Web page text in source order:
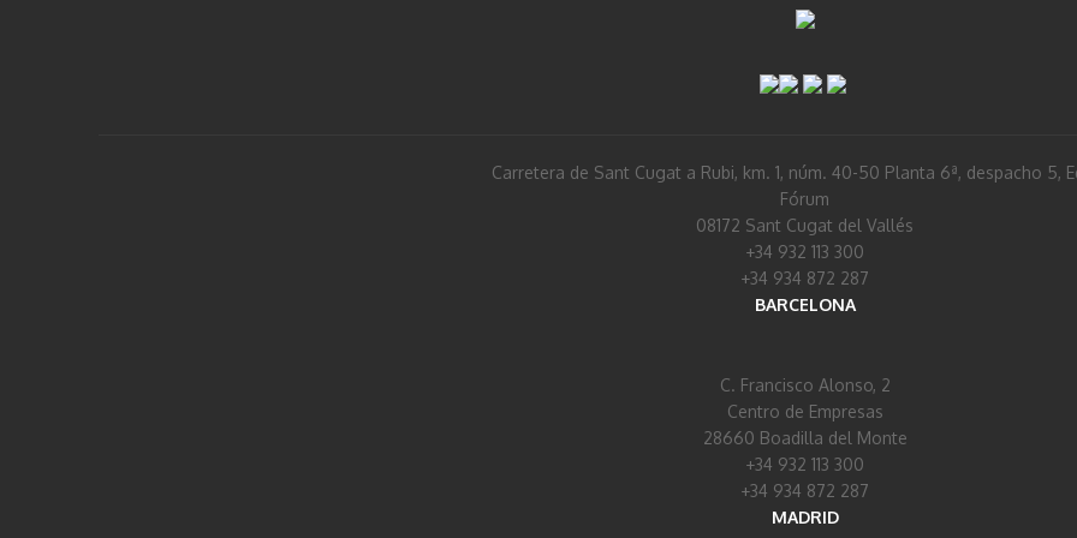
Carretera de Sant Cugat a Rubi, km. 1, núm. 40-50 Planta 6ª, despacho 5,
Fórum
08172 Sant Cugat del Vallés
+34 932 113 300
+34 934 872 287
BARCELONA
C. Francisco Alonso, 2
Centro de Empresas
28660 Boadilla del Monte
+34 932 113 300
+34 934 872 287
MADRID